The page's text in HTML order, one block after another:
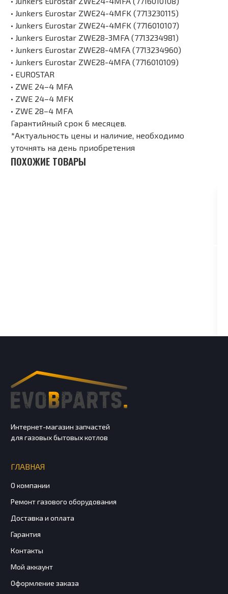
• Junkers Eurostar ZWE24-4MFK (7713230115)
• Junkers Eurostar ZWE24-4MFK (7716010107)
• Junkers Eurostar ZWE28-3MFA (7713234981)
• Junkers Eurostar ZWE28-4MFA (7713234960)
• Junkers Eurostar ZWE28-4MFA (7716010109)
• EUROSTAR
• ZWE 24–4 MFA
• ZWE 24–4 MFК
• ZWE 28–4 MFА
Гарантийный срок 6 месяцев.
*Актуальность цены и наличие, необходимо
уточнять на день приобретения
ПОХОЖИЕ ТОВАРЫ
Интернет-магазин запчастей
для газовых бытовых котлов
ГЛАВНАЯ
О компании
Ремонт газового оборудования
Доставка и оплата
Гарантия
Контакты
Мой аккаунт
Оформление заказа